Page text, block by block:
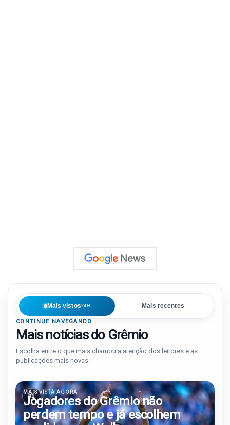
Mais vistos24H Mais recentes
CONTINUE NAVEGANDO
Mais notícias do Grêmio
Escolha entre o que mais chamou a atenção dos leitores e as
publicações mais novas.
01
MAIS VISTA AGORA
Jogadores do Grêmio não
perdem tempo e já escolhem